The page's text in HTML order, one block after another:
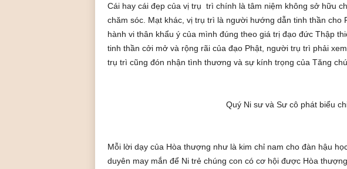
Cái hay cái đẹp của vị trụ trì chính là tâm niệm không sở hữu
chăm sóc. Mạt khác, vị trụ trì là người hướng dẫn tinh thần cho
hành vi thân khẩu ý của mình đúng theo giá trị đạo đức Thập
tinh thần cởi mở và rộng rãi của đạo Phật, người trụ trì phải
trụ trì cũng đón nhận tình thương và sự kính trọng của Tăng
Quý Ni sư và Sư cô phát biểu
Mỗi lời dạy của Hòa thượng như là kim chỉ nam cho đàn hậu
duyên may mắn để Ni trẻ chúng con có cơ hội được Hòa